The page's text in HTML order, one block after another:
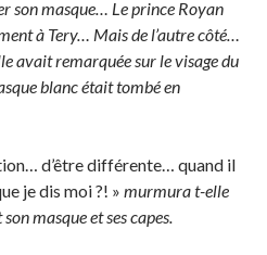
son masque… Le prince Royan
à Tery… Mais de l’autre côté…
avait remarquée sur le visage du
blanc était tombé en
d’être différente… quand il
je dis moi ?! » murmura t-elle
masque et ses capes.